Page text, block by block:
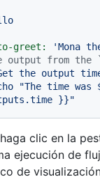
greet:
'Mona
output from
the output
"The time was
}}"
clic en la
ejecución de
de